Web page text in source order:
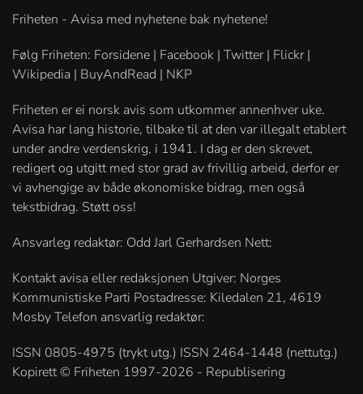
Friheten - Avisa med nyhetene bak nyhetene!
Følg Friheten: Forsidene | Facebook | Twitter | Flickr |
Wikipedia | BuyAndRead | NKP
Friheten er ei norsk avis som utkommer annenhver uke.
Avisa har lang historie, tilbake til at den var illegalt etablert
under andre verdenskrig, i 1941. I dag er den skrevet,
redigert og utgitt med stor grad av frivillig arbeid, derfor er
vi avhengige av både økonomiske bidrag, men også
tekstbidrag. Støtt oss!
Ansvarleg redaktør: Odd Jarl Gerhardsen Nett:
Kontakt avisa eller redaksjonen Utgiver: Norges
Kommunistiske Parti Postadresse: Kiledalen 21, 4619
Mosby Telefon ansvarlig redaktør:
ISSN 0805-4975 (trykt utg.) ISSN 2464-1448 (nettutg.)
Kopirett © Friheten 1997-2026 - Republisering